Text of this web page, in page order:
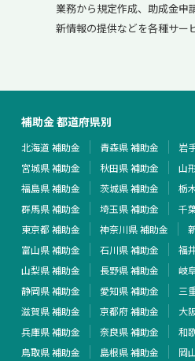
業務から規定作成、助成金申
新情報の提供などを各種サー
補助金 都道府県別
北海道 補助金 青森県 補助金
岩
宮城県 補助金
秋田県 補助金
山
福島県 補助金
茨城県 補助金
栃
群馬県 補助金
埼玉県 補助金
千
東京都 補助金
神奈川県 補助金
富山県 補助金
石川県 補助金
福
山梨県 補助金
長野県 補助金
岐
静岡県 補助金
愛知県 補助金
三
滋賀県 補助金
京都府 補助金
大
兵庫県 補助金
奈良県 補助金
和
鳥取県 補助金
島根県 補助金
岡